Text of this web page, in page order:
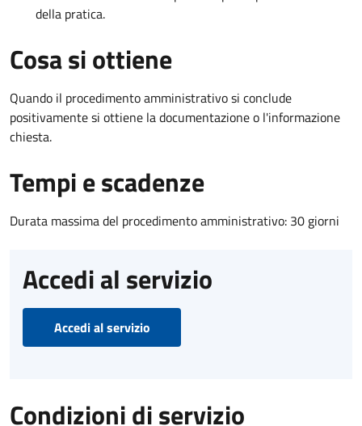
della pratica.
Cosa si ottiene
Quando il procedimento amministrativo si conclude
positivamente si ottiene la documentazione o l'informazione
chiesta.
Tempi e scadenze
Durata massima del procedimento amministrativo: 30 giorni
Accedi al servizio
Accedi al servizio
Condizioni di servizio